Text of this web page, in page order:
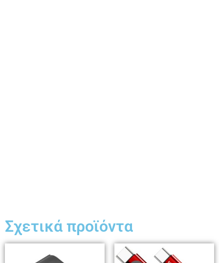
Σχετικά προϊόντα